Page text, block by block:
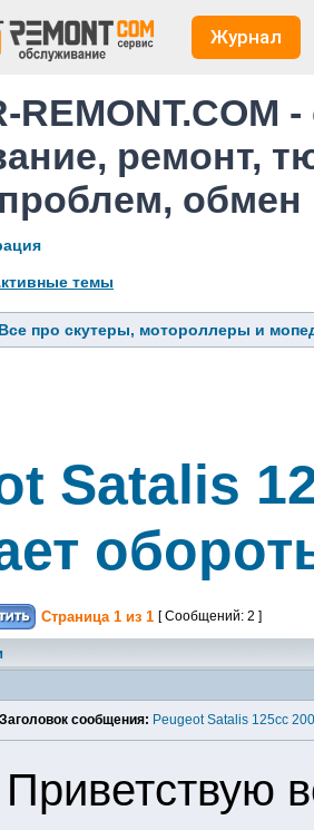
Журнал
REMONT.COM
ремонт,
темы
Все про скутеры, мотороллеры и
Satalis
Страница 1 из 1 [ Сообщений: 2 ]
Заголовок сообщения: Peugeot Satalis 125cc
Приветствую